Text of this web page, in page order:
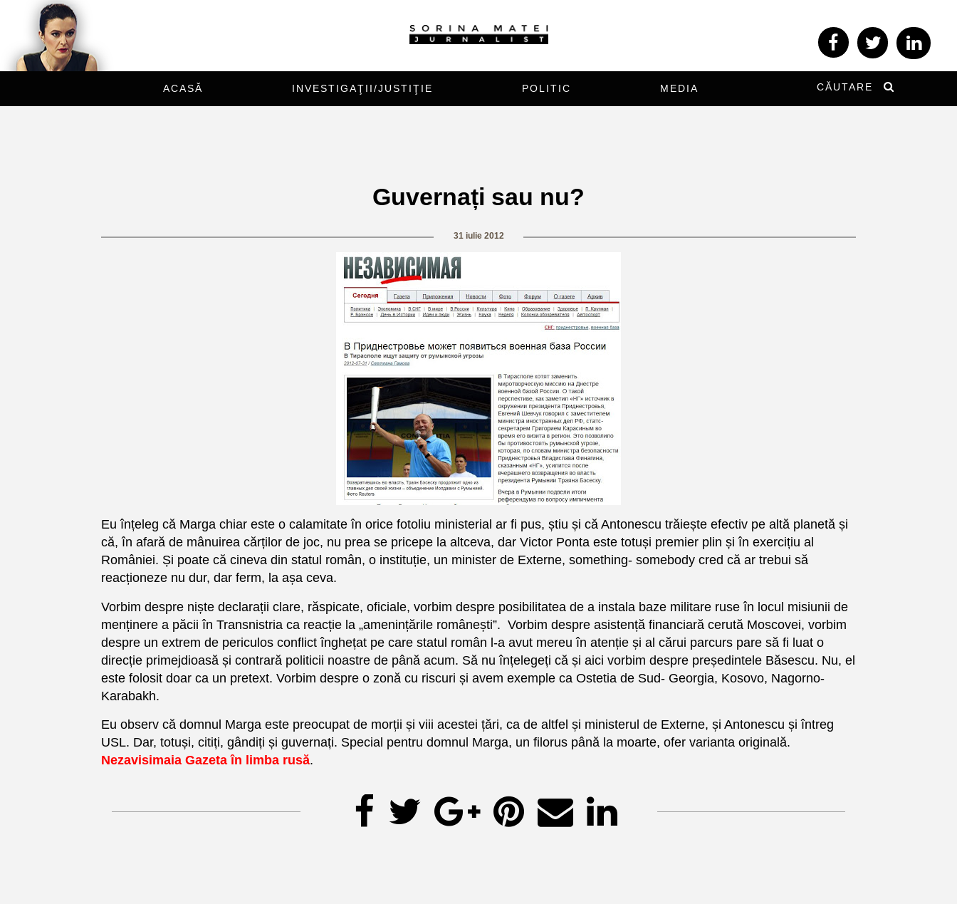
CĂUTARE
ACASĂ INVESTIGAŢII/JUSTIŢIE POLITIC MEDIA
Guvernați sau nu?
31 iulie 2012
Eu înțeleg că Marga chiar este o calamitate în orice fotoliu ministerial ar fi pus, știu și că Antonescu trăiește efectiv pe altă planetă și
că, în afară de mânuirea cărților de joc, nu prea se pricepe la altceva, dar Victor Ponta este totuși premier plin și în exercițiu al
României. Și poate că cineva din statul român, o instituție, un minister de Externe, something- somebody cred că ar trebui să
reacționeze nu dur, dar ferm, la așa ceva.
Vorbim despre niște declarații clare, răspicate, oficiale, vorbim despre posibilitatea de a instala baze militare ruse în locul misiunii de
menținere a păcii în Transnistria ca reacție la „amenințările românești”. Vorbim despre asistență financiară cerută Moscovei, vorbim
despre un extrem de periculos conflict înghețat pe care statul român l-a avut mereu în atenție și al cărui parcurs pare să fi luat o
direcție primejdioasă și contrară politicii noastre de până acum. Să nu înțelegeți că și aici vorbim despre președintele Băsescu. Nu, el
este folosit doar ca un pretext. Vorbim despre o zonă cu riscuri și avem exemple ca Ostetia de Sud- Georgia, Kosovo, Nagorno-
Karabakh.
Eu observ că domnul Marga este preocupat de morții și viii acestei țări, ca de altfel și ministerul de Externe, și Antonescu și întreg
USL. Dar, totuși, citiți, gândiți și guvernați. Special pentru domnul Marga, un filorus până la moarte, ofer varianta originală.
Nezavisimaia Gazeta în limba rusă.